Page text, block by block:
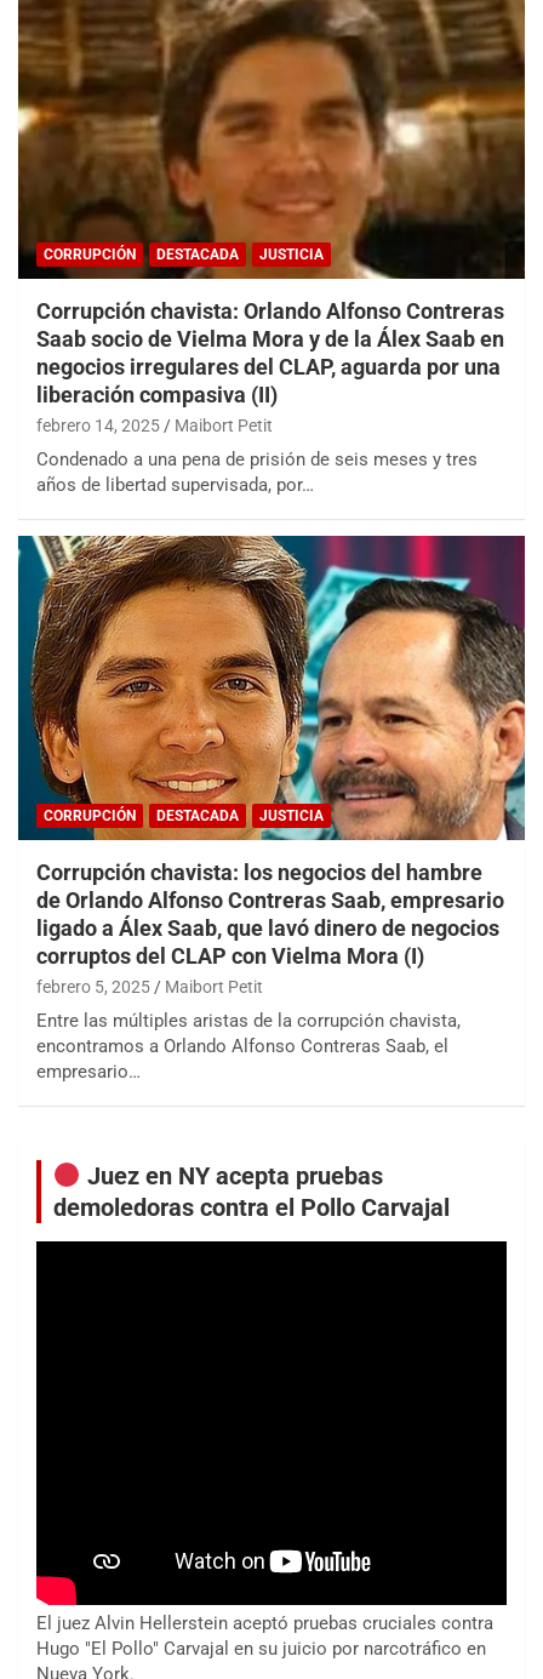
CORRUPCIÓN DESTACADA JUSTICIA
Corrupción chavista: Orlando Alfonso Contreras
Saab socio de Vielma Mora y de la Álex Saab en
negocios irregulares del CLAP, aguarda por una
liberación compasiva (II)
febrero 14, 2025 Maibort Petit
Condenado a una pena de prisión de seis meses y tres
años de libertad supervisada, por…
CORRUPCIÓN DESTACADA JUSTICIA
Corrupción chavista: los negocios del hambre
de Orlando Alfonso Contreras Saab, empresario
ligado a Álex Saab, que lavó dinero de negocios
corruptos del CLAP con Vielma Mora (I)
febrero 5, 2025 Maibort Petit
Entre las múltiples aristas de la corrupción chavista,
encontramos a Orlando Alfonso Contreras Saab, el
empresario…
Juez en NY acepta pruebas
demoledoras contra el Pollo Carvajal
El juez Alvin Hellerstein aceptó pruebas cruciales contra
Hugo "El Pollo" Carvajal en su juicio por narcotráfico en
Nueva York.